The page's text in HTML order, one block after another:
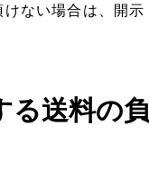
ない場合は、開示
る送料の負